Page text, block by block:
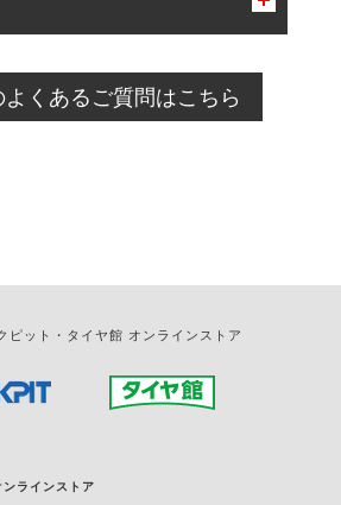
スの組み合わせに限り、同時にご予約が
います。
3営業日前を過ぎている場合のご予約
きましては、直接ご予約の店舗まで
よくあるご質問はこちら
ピット・タイヤ館 オンラインストア
ラインストア